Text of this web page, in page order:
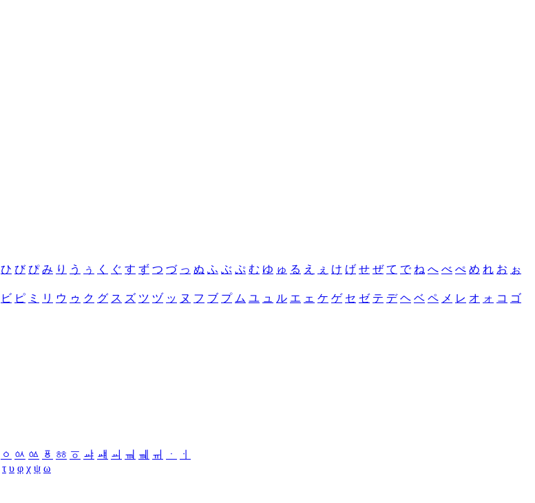
ひ び ぴ み り う ぅ く ぐ す ず つ づ っ ぬ ふ ぶ ぷ む ゆ ゅ る え ぇ け げ せ ぜ て で ね へ べ ぺ め れ お ぉ
ビ ピ ミ リ ウ ゥ ク グ ス ズ ツ ヅ ッ ヌ フ ブ プ ム ユ ュ ル エ ェ ケ ゲ セ ゼ テ デ ヘ ベ ペ メ レ オ ォ コ ゴ
ㆁ ㆂ ㆃ ㆄ ㆅ ㆆ ㆇ ㆈ ㆉ ㆊ ㆋ ㆌ ㆍ
ㆎ
τ υ φ χ ψ ω